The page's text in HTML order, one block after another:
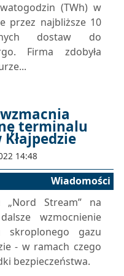
(TWh) w
przez najbliższe 10
dostaw do
Firma zdobyła
terminalu
Kłajpedzie
14:48
Wiadomości
„Nord Stream” na
wzmocnienie
skroplonego gazu
- w ramach czego
bezpieczeństwa.